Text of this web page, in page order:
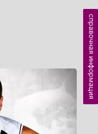
справочная информация